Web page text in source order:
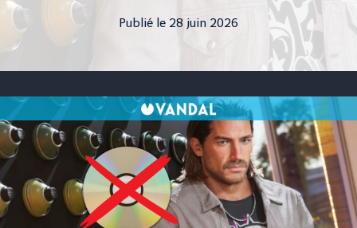
Publié le 28 juin 2026